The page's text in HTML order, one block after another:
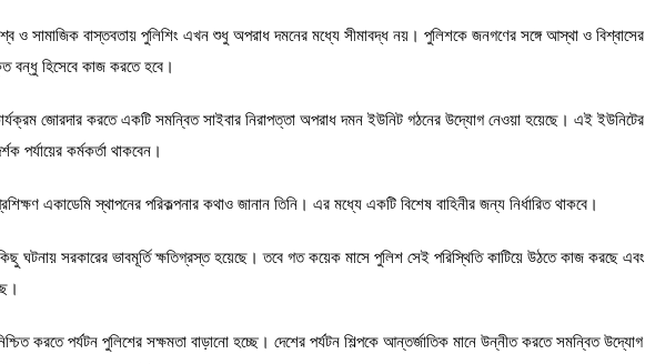
বিশ্ব ও সামাজিক বাস্তবতায় পুলিশিং এখন শুধু অপরাধ দমনের মধ্যে সীমাবদ্ধ নয়। পুলিশকে জনগণের সঙ্গে আস্থা ও বিশ্বাসের
বন্ধু হিসেবে কাজ করতে হবে।
জোরদার করতে একটি সমন্বিত সাইবার নিরাপত্তা অপরাধ দমন ইউনিট গঠনের উদ্যোগ নেওয়া হয়েছে। এই ইউনিটের
পর্যায়ের কর্মকর্তা থাকবেন।
একাডেমি স্থাপনের পরিকল্পনার কথাও জানান তিনি। এর মধ্যে একটি বিশেষ বাহিনীর জন্য নির্ধারিত থাকবে।
ঘটনায় সরকারের ভাবমূর্তি ক্ষতিগ্রস্ত হয়েছে। তবে গত কয়েক মাসে পুলিশ সেই পরিস্থিতি কাটিয়ে উঠতে কাজ করছে এবং
করতে পর্যটন পুলিশের সক্ষমতা বাড়ানো হচ্ছে। দেশের পর্যটন শিল্পকে আন্তর্জাতিক মানে উন্নীত করতে সমন্বিত উদ্যোগ